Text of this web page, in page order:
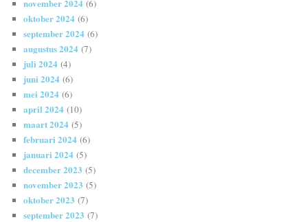
november 2024 (6)
oktober 2024 (6)
september 2024 (6)
augustus 2024 (7)
juli 2024 (4)
juni 2024 (6)
mei 2024 (6)
april 2024 (10)
maart 2024 (5)
februari 2024 (6)
januari 2024 (5)
december 2023 (5)
november 2023 (5)
oktober 2023 (7)
september 2023 (7)